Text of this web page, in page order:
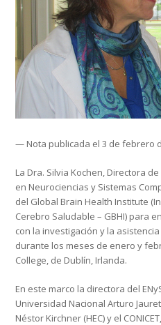
— Nota publicada el 3 de febrero
La Dra. Silvia Kochen, Directora
en Neurociencias y Sistemas
del Global Brain Health Institute
Cerebro Saludable – GBHI) para
con la investigación y la
durante los meses de enero y
College, de Dublín, Irlanda.
En este marco la directora del
Universidad Nacional Arturo
Néstor Kirchner (HEC) y el